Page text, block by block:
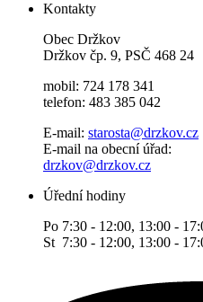
Kontakty
Obec Držkov
Držkov čp. 9, PSČ 468 24
mobil: 724 178 341
telefon: 483 385 042
E-mail: starosta@drzkov.cz
E-mail na obecní úřad:
drzkov@drzkov.cz
Úřední hodiny
Po 7:30 - 12:00, 13:00 -
St 7:30 - 12:00, 13:00 -